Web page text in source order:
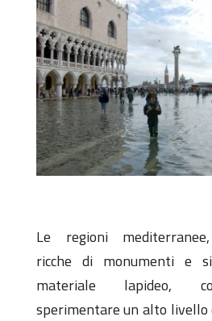
Le regioni
ricche di monumenti e
materiale lapideo,
sperimentare un alto livello